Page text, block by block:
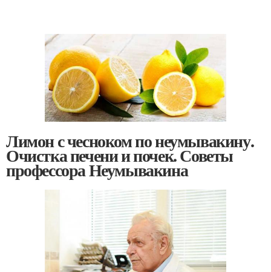
Лимон с чесноком по неумывакину.
Очистка печени и почек. Советы
профессора Неумывакина